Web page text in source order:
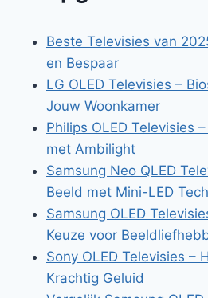
Beste Televisies van
en Bespaar
LG OLED Televisies –
Jouw Woonkamer
Philips OLED Televisies
met Ambilight
Samsung Neo QLED
Beeld met Mini-LED
Samsung OLED
Keuze voor
Sony OLED Televisies –
Krachtig Geluid